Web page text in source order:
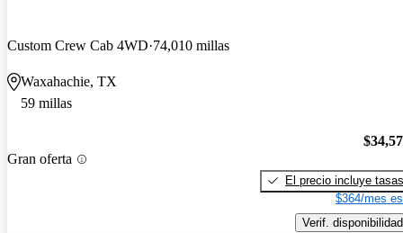
Custom Crew Cab 4WD 74,010 millas
Waxahachie, TX
59 millas
Gran oferta
El precio incluye tasas
$364/mes
Verif. disponibilidad